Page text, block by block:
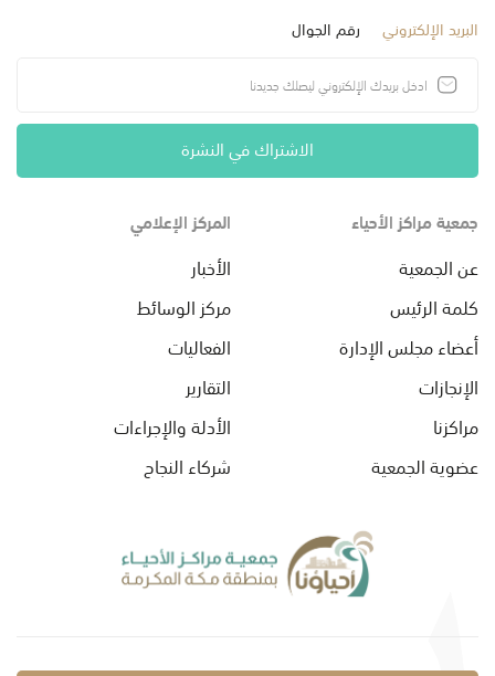
البريد الإلكتروني رقم الجوال
الاشتراك في النشرة
جمعية مراكز الأحياء
عن الجمعية
كلمة الرئيس
أعضاء مجلس الإدارة
الإنجازات
مراكزنا
عضوية الجمعية
المركز الإعلامي
الأخبار
مركز الوسائط
الفعاليات
التقارير
الأدلة والإجراءات
شركاء النجاح